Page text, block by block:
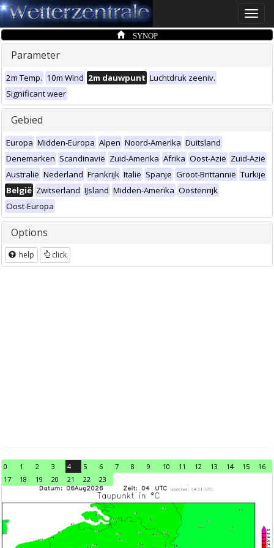
Toggle
SYNOP
Parameter
2m Temp. 10m Wind 2m dauwpunt Luchtdruk zeeniv.
Significant weer
Gebied
Europa Midden-Europa Alpen Noord-Amerika Duitsland
Denemarken Scandinavië Zuid-Amerika Afrika Oost-Azië Zuid-Azië
Australië Nederland Frankrijk Italië Spanje Groot-Brittannië Turkije
België Zwitserland IJsland Midden-Amerika Oostenrijk
Oost-Europa
Options
help click
0 1 2 3 4 5 6 7 8 9 10 11 12 13 14 15
16
17
18 19 20 21 22 23